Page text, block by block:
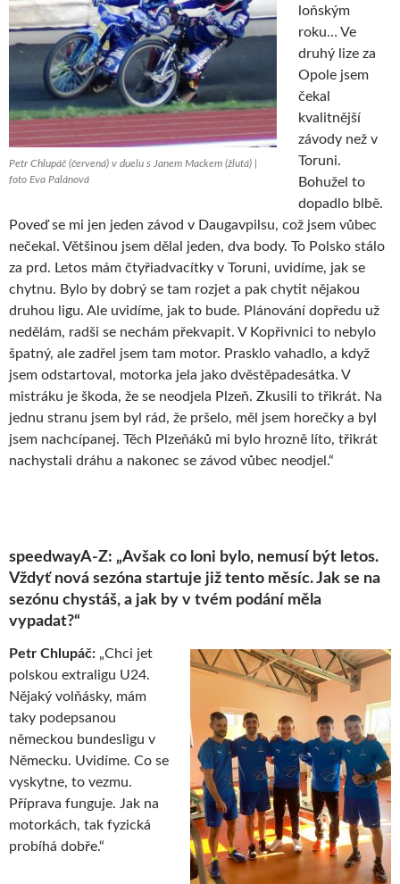
Petr Chlupáč (červená) v duelu s Janem Mackem (žlutá) |
foto Eva Palánová
loňským
roku… Ve
druhý lize za
Opole jsem
čekal
kvalitnější
závody než v
Toruni.
Bohužel to
dopadlo blbě.
Poveď se mi jen jeden závod v Daugavpilsu, což jsem vůbec
nečekal. Většinou jsem dělal jeden, dva body. To Polsko stálo
za prd. Letos mám čtyřiadvacítky v Toruni, uvidíme, jak se
chytnu. Bylo by dobrý se tam rozjet a pak chytit nějakou
druhou ligu. Ale uvidíme, jak to bude. Plánování dopředu už
nedělám, radši se nechám překvapit. V Kopřivnici to nebylo
špatný, ale zadřel jsem tam motor. Prasklo vahadlo, a když
jsem odstartoval, motorka jela jako dvěstěpadesátka. V
mistráku je škoda, že se neodjela Plzeň. Zkusili to třikrát. Na
jednu stranu jsem byl rád, že pršelo, měl jsem horečky a byl
jsem nachcípanej. Těch Plzeňáků mi bylo hrozně líto, třikrát
nachystali dráhu a nakonec se závod vůbec neodjel.“
speedwayA-Z: „Avšak co loni bylo, nemusí být letos.
Vždyť nová sezóna startuje již tento měsíc. Jak se na
sezónu chystáš, a jak by v tvém podání měla
vypadat?“
Petr Chlupáč: „Chci jet
polskou extraligu U24.
Nějaký volňásky, mám
taky podepsanou
německou bundesligu v
Německu. Uvidíme. Co se
vyskytne, to vezmu.
Příprava funguje. Jak na
motorkách, tak fyzická
probíhá dobře.“